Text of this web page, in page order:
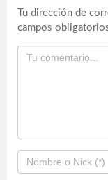
Tu dirección de
campos